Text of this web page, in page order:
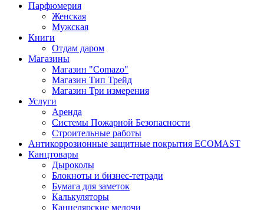
Парфюмерия
Женская
Мужская
Книги
Отдам даром
Магазины
Магазин "Comazo"
Магазин Тип Трейд
Магазин Три измерения
Услуги
Аренда
Системы Пожарной Безопасности
Строительные работы
Антикоррозионные защитные покрытия ECOMAST
Канцтовары
Дыроколы
Блокноты и бизнес-тетради
Бумага для заметок
Калькуляторы
Канцелярские мелочи